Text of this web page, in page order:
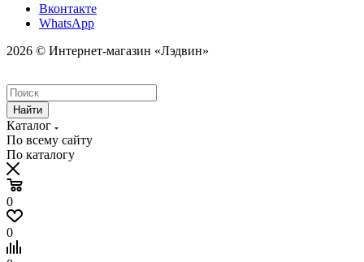
Вконтакте
WhatsApp
2026 © Интернет-магазин «Лэдвин»
Найти
Каталог
По всему сайту
По каталогу
0
0